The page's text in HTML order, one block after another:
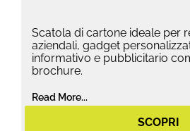
Scatola di cartone ideale per
aziendali, gadget
informativo e pubblicitario
brochure.
Read More...
SCOPRI